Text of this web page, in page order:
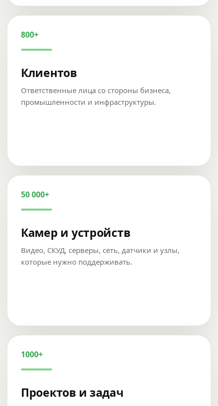
800+
Клиентов
Ответственные лица со стороны бизнеса,
промышленности и инфраструктуры.
50 000+
Камер и устройств
Видео, СКУД, серверы, сеть, датчики и узлы,
которые нужно поддерживать.
1000+
Проектов и задач